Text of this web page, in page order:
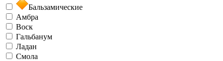
Бальзамические
Амбра
Воск
Гальбанум
Ладан
Смола